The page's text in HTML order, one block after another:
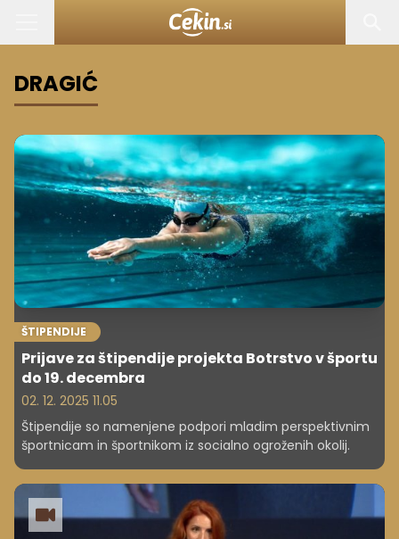
DRAGIĆ
ŠTIPENDIJE
Prijave za štipendije projekta Botrstvo v športu
do 19. decembra
02. 12. 2025 11.05
Štipendije so namenjene podpori mladim perspektivnim
športnicam in športnikom iz socialno ogroženih okolij.